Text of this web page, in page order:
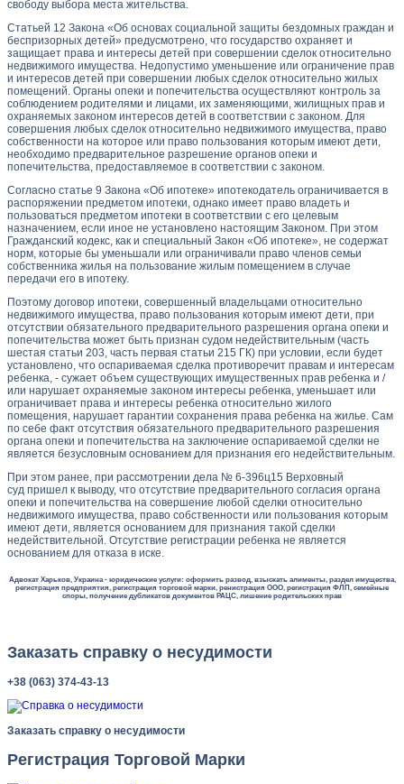
свободу выбора места жительства.
Статьей 12 Закона «Об основах социальной защиты бездомных граждан и
беспризорных детей» предусмотрено, что государство охраняет и
защищает права и интересы детей при совершении сделок относительно
недвижимого имущества. Недопустимо уменьшение или ограничение прав
и интересов детей при совершении любых сделок относительно жилых
помещений. Органы опеки и попечительства осуществляют контроль за
соблюдением родителями и лицами, их заменяющими, жилищных прав и
охраняемых законом интересов детей в соответствии с законом. Для
совершения любых сделок относительно недвижимого имущества, право
собственности на которое или право пользования которым имеют дети,
необходимо предварительное разрешение органов опеки и
попечительства, предоставляемое в соответствии с законом.
Согласно статье 9 Закона «Об ипотеке» ипотекодатель ограничивается в
распоряжении предметом ипотеки, однако имеет право владеть и
пользоваться предметом ипотеки в соответствии с его целевым
назначением, если иное не установлено настоящим Законом. При этом
Гражданский кодекс, как и специальный Закон «Об ипотеке», не содержат
норм, которые бы уменьшали или ограничивали право членов семьи
собственника жилья на пользование жилым помещением в случае
передачи его в ипотеку.
Поэтому договор ипотеки, совершенный владельцами относительно
недвижимого имущества, право пользования которым имеют дети, при
отсутствии обязательного предварительного разрешения органа опеки и
попечительства может быть признан судом недействительным (часть
шестая статьи 203, часть первая статьи 215 ГК) при условии, если будет
установлено, что оспариваемая сделка противоречит правам и интересам
ребенка, - сужает объем существующих имущественных прав ребенка и /
или нарушает охраняемые законом интересы ребенка, уменьшает или
ограничивает права и интересы ребенка относительно жилого
помещения, нарушает гарантии сохранения права ребенка на жилье. Сам
по себе факт отсутствия обязательного предварительного разрешения
органа опеки и попечительства на заключение оспариваемой сделки не
является безусловным основанием для признания его недействительным.
При этом ранее, при рассмотрении дела № 6-396ц15 Верховный
суд пришел к выводу, что отсутствие предварительного согласия органа
опеки и попечительства на совершение любой сделки относительно
недвижимого имущества, право собственности или пользования которым
имеют дети, является основанием для признания такой сделки
недействительной. Отсутствие регистрации ребенка не является
основанием для отказа в иске.
Адвокат Харьков, Украина - юридические услуги: оформить развод, взыскать алименты, раздел имущества,
регистрация предприятия, регистрация торговой марки, ренистрация ООО, регистрация ФЛП, семейные
споры, получение дубликатов документов РАЦС, лишение родительских прав
Заказать справку о несудимости
+38 (063) 374-43-13
Заказать справку о несудимости
Регистрация Торговой Марки